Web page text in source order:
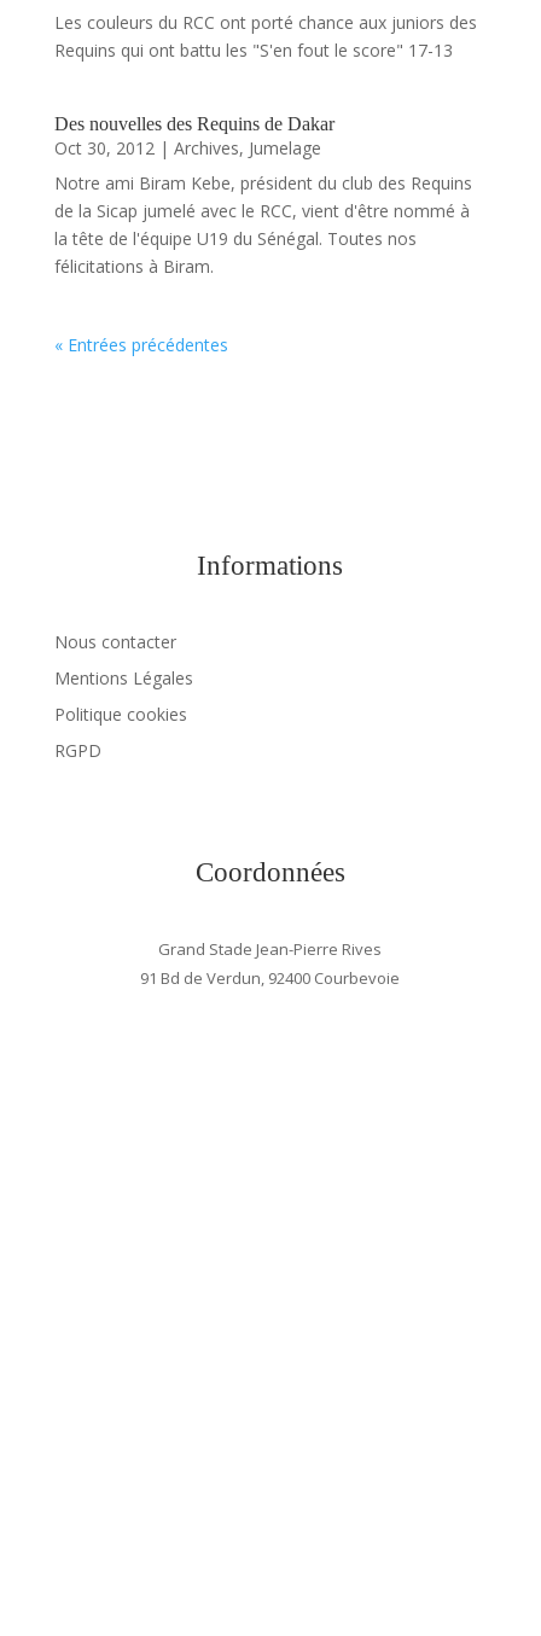
Les couleurs du RCC ont porté chance aux juniors des
Requins qui ont battu les "S'en fout le score" 17-13
Des nouvelles des Requins de Dakar
Oct 30, 2012| Archives, Jumelage
Notre ami Biram Kebe, président du club des Requins
de la Sicap jumelé avec le RCC, vient d'être nommé à
la tête de l'équipe U19 du Sénégal. Toutes nos
félicitations à Biram.
« Entrées précédentes
Informations
Nous contacter
Mentions Légales
Politique cookies
RGPD
Coordonnées
Grand Stade Jean-Pierre Rives
91 Bd de Verdun, 92400 Courbevoie